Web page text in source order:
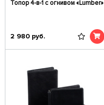
Топор 4-в-1 с огнивом «Lumber»
2 980 руб.